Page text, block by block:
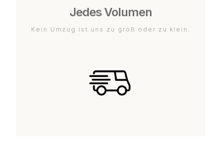
Jedes Volumen
Kein Umzug ist uns zu groß oder zu klein.